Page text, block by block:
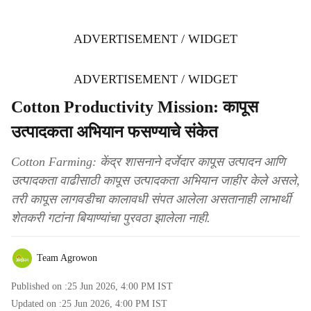
ADVERTISEMENT / WIDGET
ADVERTISEMENT / WIDGET
Cotton Productivity Mission: कापूस
उत्पादकता अभियान फसण्याचे संकेत
Cotton Farming: केंद्र शासनाने दर्जेदार कापूस उत्पादन आणि
उत्पादकता वाढीसाठी कापूस उत्पादकता अभियान जाहीर केले असले,
तरी कापूस लागवडीचा कालावधी संपत आलेला असतानाही लाभार्थी
शेतकरी गटांना बियाण्यांचा पुरवठा झालेला नाही.
Team Agrowon
Published on :25 Jun 2026, 4:00 PM IST
Updated on :25 Jun 2026, 4:00 PM IST